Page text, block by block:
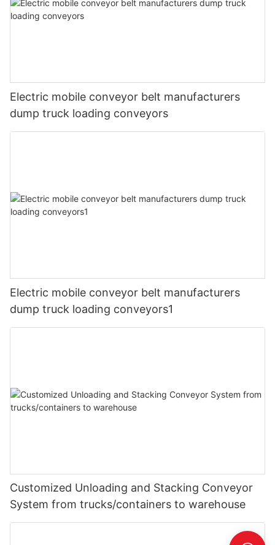
Electric mobile conveyor belt manufacturers
dump truck loading conveyors
Electric mobile conveyor belt manufacturers
dump truck loading conveyors1
Customized Unloading and Stacking Conveyor
System from trucks/containers to warehouse